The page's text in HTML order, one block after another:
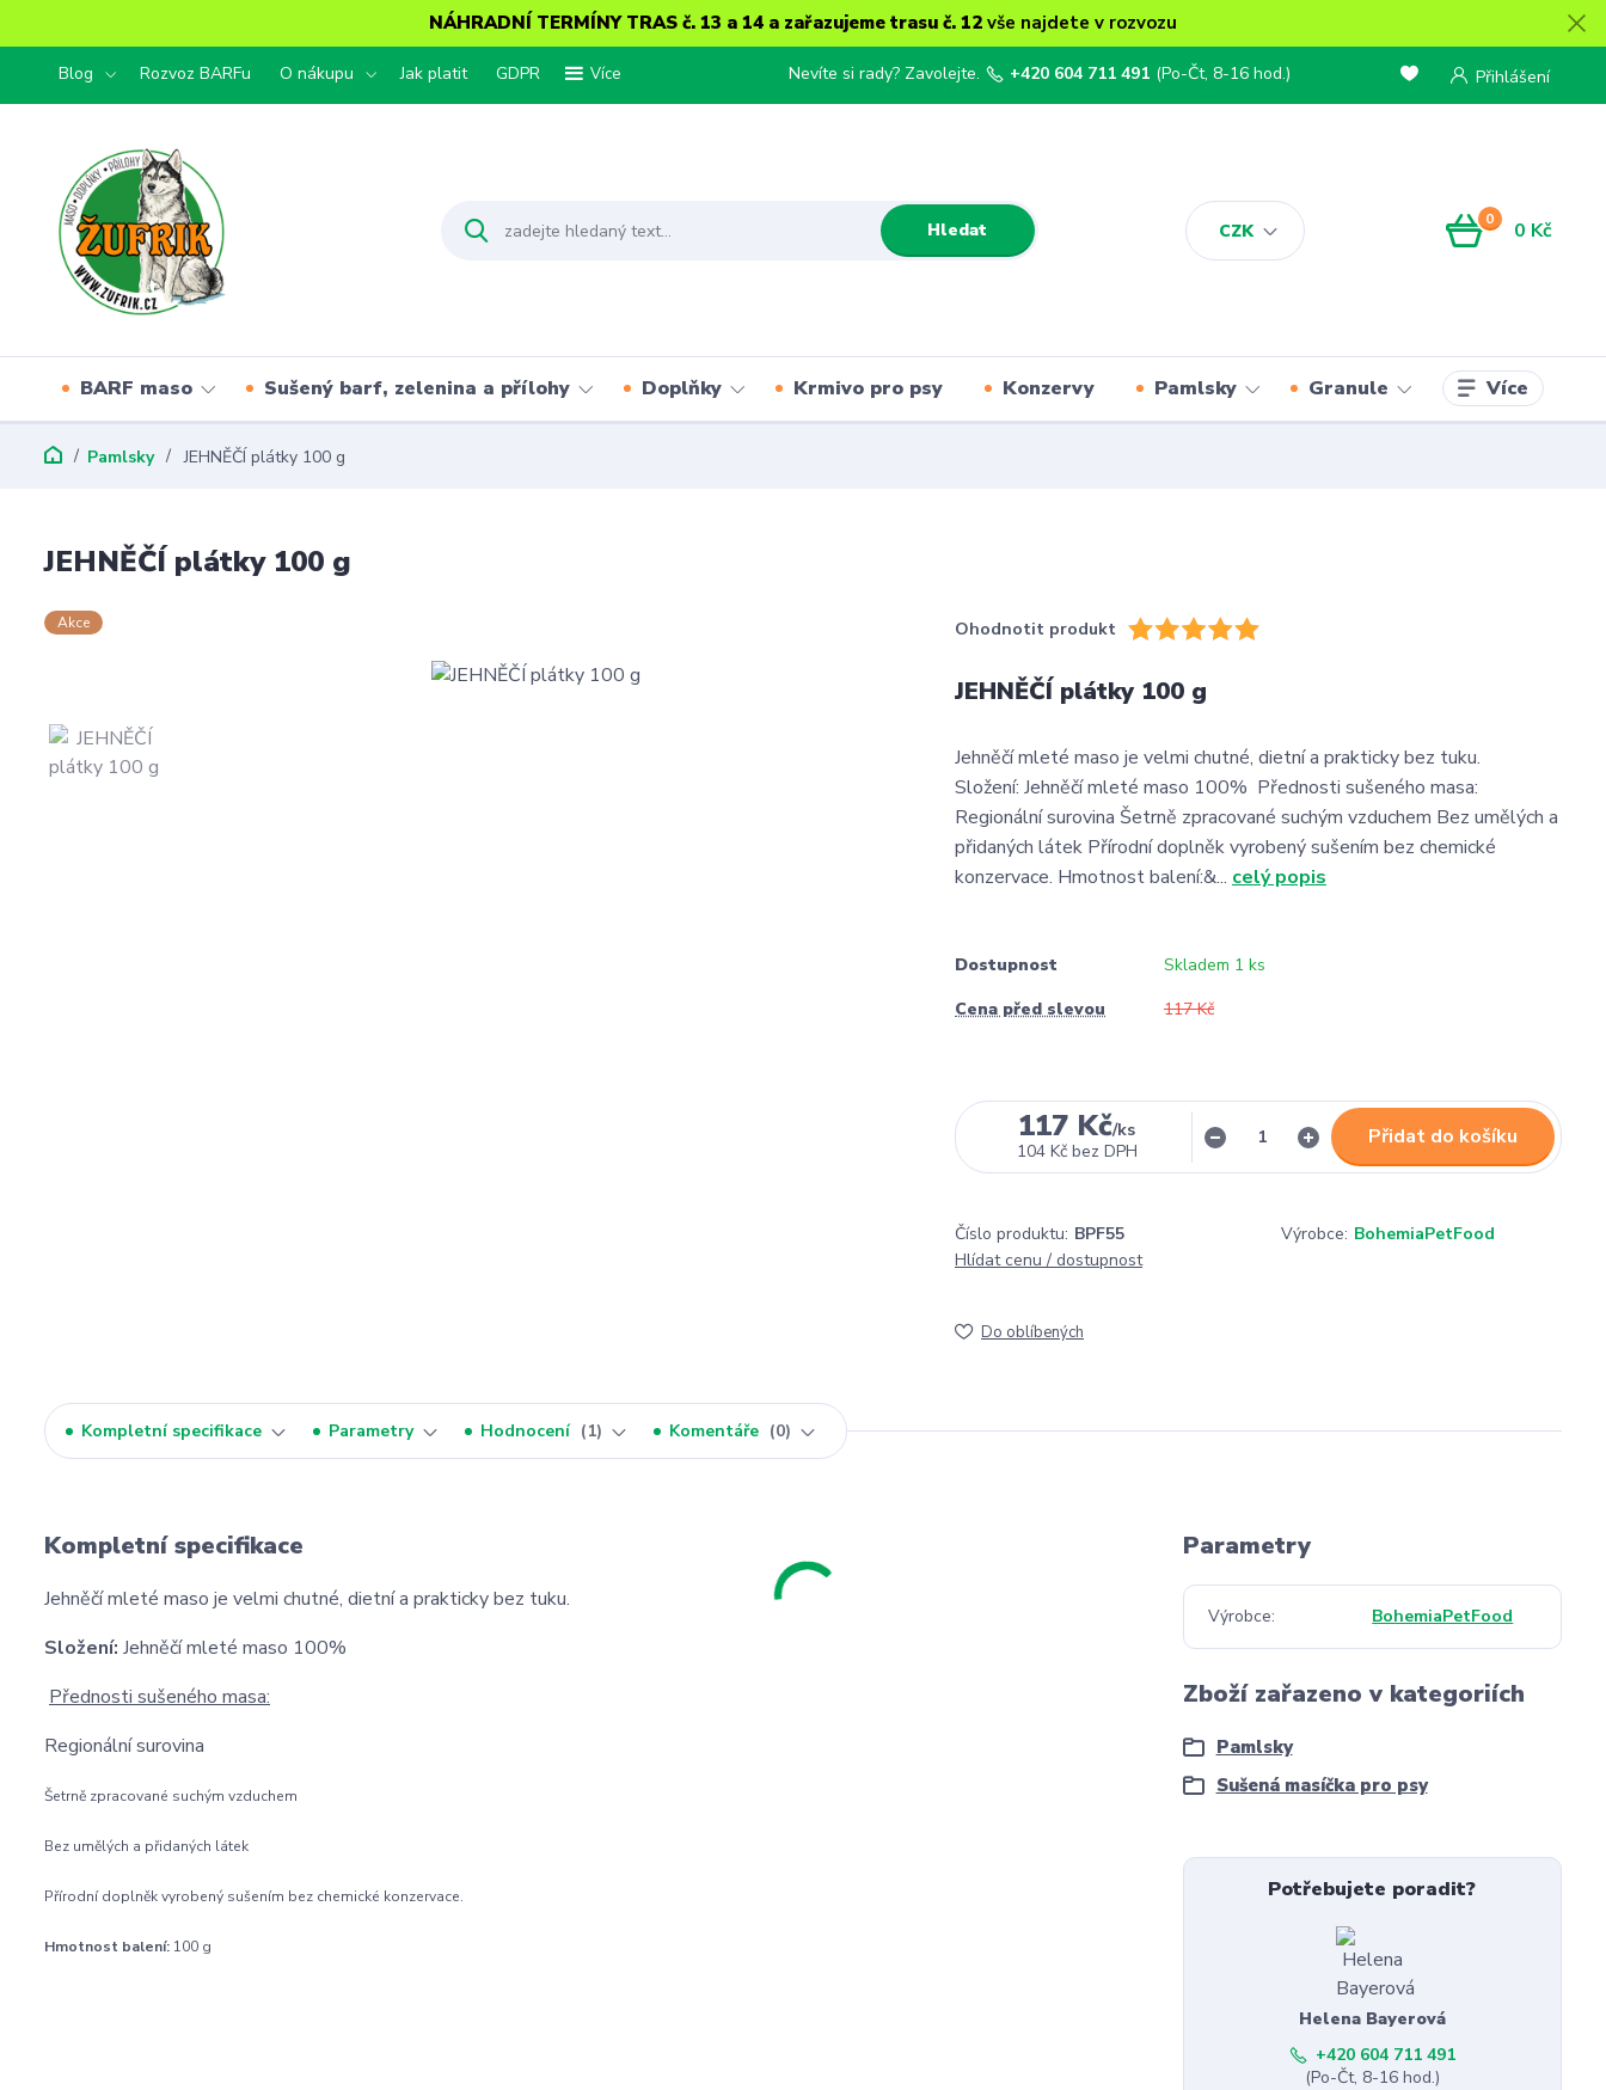
NÁHRADNÍ TERMÍNY TRAS č. 13 a 14 a zařazujeme trasu č. 12 vše najdete v rozvozu
Blog Rozvoz BARFu O nákupu Jak platit GDPR Více
CZK
Přihlášení
Hledat
Nevíte si rady? Zavolejte. +420 604 711 491 (Po-Čt, 8-16 hod.)
0 0 Kč
BARF maso Sušený barf, zelenina a přílohy Doplňky Krmivo pro psy Konzervy Pamlsky Granule Více
Pamlsky JEHNĚČÍ plátky 100 g
JEHNĚČÍ plátky 100 g
Akce Ohodnotit produkt
JEHNĚČÍ plátky 100 g
Jehněčí mleté maso je velmi chutné, dietní a prakticky bez tuku.
Složení: Jehněčí mleté maso 100% Přednosti sušeného masa:
Regionální surovina Šetrně zpracované suchým vzduchem Bez umělých a
přidaných látek Přírodní doplněk vyrobený sušením bez chemické
konzervace. Hmotnost balení:&... celý popis
Dostupnost
Skladem 1 ks
Cena před slevou
117 Kč
117 Kč/ks
104 Kč bez DPH
Přidat do košíku
Číslo produktu: BPF55 Výrobce: BohemiaPetFood
Hlídat cenu / dostupnost
Do oblíbených
Kompletní specifikace Parametry Hodnocení 1 Komentáře 0
Kompletní specifikace
Jehněčí mleté maso je velmi chutné, dietní a prakticky bez tuku.
Složení: Jehněčí mleté maso 100%
Přednosti sušeného masa:
Regionální surovina
Šetrně zpracované suchým vzduchem
Bez umělých a přidaných látek
Přírodní doplněk vyrobený sušením bez chemické konzervace.
Hmotnost balení: 100 g
Parametry
Výrobce BohemiaPetFood
Zboží zařazeno v kategoriích
Pamlsky
Sušená masíčka pro psy
Potřebujete poradit?
Helena Bayerová
+420 604 711 491
(Po-Čt, 8-16 hod.)